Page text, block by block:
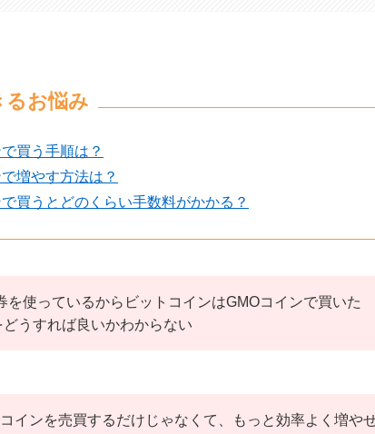
るお悩み
買う手順は？
増やす方法は？
買うとどのくらい手数料がかかる？
を使っているからビットコインはGMOコインで買いた
うすれば良いかわからない
インを売買するだけじゃなくて、もっと効率よく増や